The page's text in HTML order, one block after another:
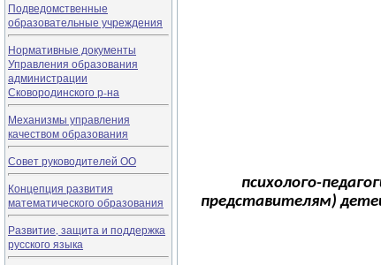
Подведомственные
образовательные учреждения
Нормативные документы
Управления образования
администрации
Сковородинского р-на
Механизмы управления
качеством образования
Совет руководителей ОО
Концепция развития
математического образования
Развитие, защита и поддержка
русского языка
психолого-
представителям)